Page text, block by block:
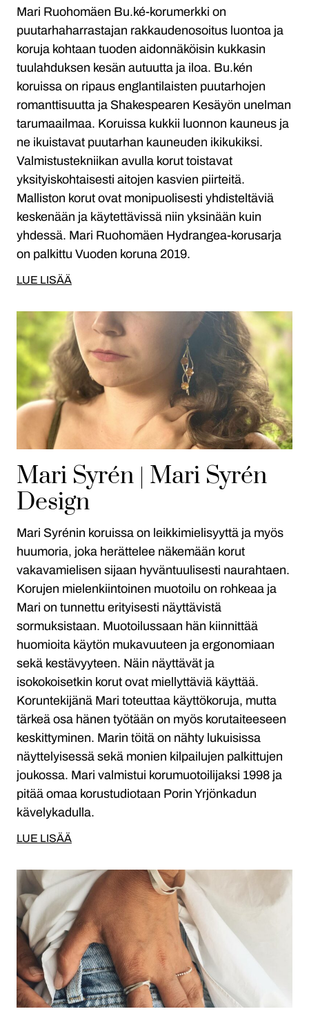
Mari Ruohomäen Bu.ké-korumerkki on
puutarhaharrastajan rakkaudenosoitus luontoa ja
koruja kohtaan tuoden aidonnäköisin kukkasin
tuulahduksen kesän autuutta ja iloa. Bu.kén
koruissa on ripaus englantilaisten puutarhojen
romanttisuutta ja Shakespearen Kesäyön unelman
tarumaailmaa. Koruissa kukkii luonnon kauneus ja
ne ikuistavat puutarhan kauneuden ikikukiksi.
Valmistustekniikan avulla korut toistavat
yksityiskohtaisesti aitojen kasvien piirteitä.
Malliston korut ovat monipuolisesti yhdisteltäviä
keskenään ja käytettävissä niin yksinään kuin
yhdessä. Mari Ruohomäen Hydrangea-korusarja
on palkittu Vuoden koruna 2019.
LUE LISÄÄ
Mari Syrén | Mari Syrén
Design
Mari Syrénin koruissa on leikkimielisyyttä ja myös
huumoria, joka herättelee näkemään korut
vakavamielisen sijaan hyväntuulisesti naurahtaen.
Korujen mielenkiintoinen muotoilu on rohkeaa ja
Mari on tunnettu erityisesti näyttävistä
sormuksistaan. Muotoilussaan hän kiinnittää
huomioita käytön mukavuuteen ja ergonomiaan
sekä kestävyyteen. Näin näyttävät ja
isokokoisetkin korut ovat miellyttäviä käyttää.
Koruntekijänä Mari toteuttaa käyttökoruja, mutta
tärkeä osa hänen työtään on myös korutaiteeseen
keskittyminen. Marin töitä on nähty lukuisissa
näyttelyisessä sekä monien kilpailujen palkittujen
joukossa. Mari valmistui korumuotoilijaksi 1998 ja
pitää omaa korustudiotaan Porin Yrjönkadun
kävelykadulla.
LUE LISÄÄ